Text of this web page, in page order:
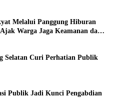
Melalui Panggung Hiburan
Warga Jaga Keamanan dan
Selatan Curi Perhatian Publik
Publik Jadi Kunci Pengabdian